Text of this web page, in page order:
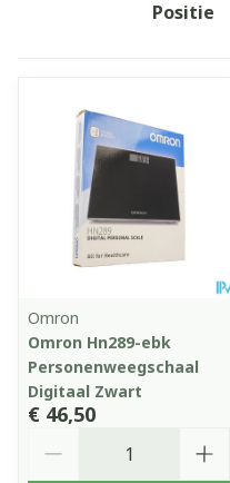
Sorteer op:
Omron
Omron Hn289-ebk
Personenweegschaal
Digitaal Zwart
€ 46,50